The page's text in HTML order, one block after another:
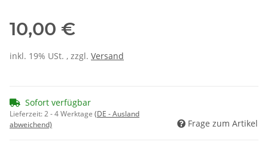
10,00 €
inkl. 19% USt. , zzgl. Versand
Sofort verfügbar
Lieferzeit:2 - 4 Werktage (DE - Ausland
abweichend)
Frage zum Artikel